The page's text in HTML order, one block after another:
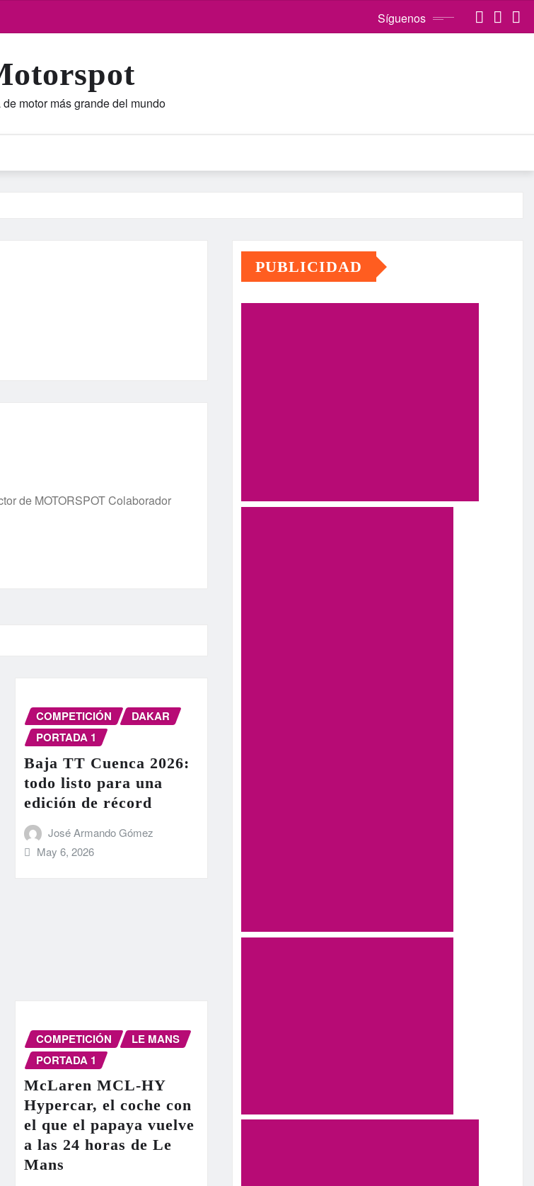
Síguenos
de motor más grande del mundo
de MOTORSPOT Colaborador
COMPETICIÓN
DAKAR
PORTADA 1
Baja TT Cuenca 2026:
todo listo para una
edición de récord
José Armando Gómez
May 6, 2026
COMPETICIÓN
LE MANS
PORTADA 1
McLaren MCL-HY
Hypercar, el coche con
el que el papaya vuelve
a las 24 horas de Le
Mans
PUBLICIDAD